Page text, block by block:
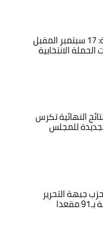
تشريعيات الـ2 جويلية: 17 سبتمبر المقبل
الانتخابية
النتائج النهائية تكرس
للمجلس
حزب جبهة التحرير